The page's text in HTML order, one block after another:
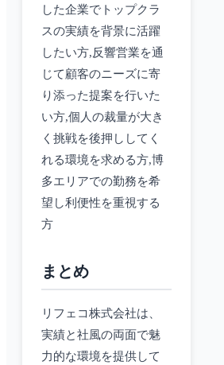
した企業でトップクラ
スの実績を背景に活躍
したい方,反響営業を通
じて顧客のニーズに寄
り添った提案を行いた
い方,個人の裁量が大き
く挑戦を後押ししてく
れる環境を求める方,博
多エリアでの勤務を希
望し利便性を重視する
方
まとめ
リフェコ株式会社は、
実績と社風の両面で魅
力的な環境を提供して